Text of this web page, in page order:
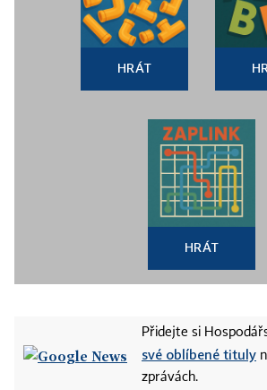
HRÁT
HRÁT
Přidejte si
své oblíbené tituly
zprávách.